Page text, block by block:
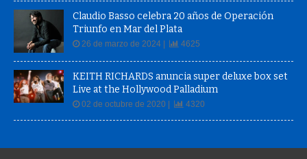
Claudio Basso celebra 20 años de Operación
Triunfo en Mar del Plata
26 de marzo de 2024 | 4625
KEITH RICHARDS anuncia super deluxe box set
Live at the Hollywood Palladium
02 de octubre de 2020 | 4320